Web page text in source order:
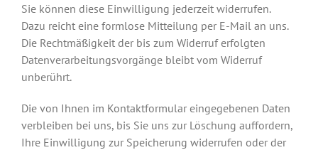
Sie können diese Einwilligung jederzeit widerrufen.
Dazu reicht eine formlose Mitteilung per E-Mail an uns.
Die Rechtmäßigkeit der bis zum Widerruf erfolgten
Datenverarbeitungsvorgänge bleibt vom Widerruf
unberührt.
Die von Ihnen im Kontaktformular eingegebenen Daten
verbleiben bei uns, bis Sie uns zur Löschung auffordern,
Ihre Einwilligung zur Speicherung widerrufen oder der